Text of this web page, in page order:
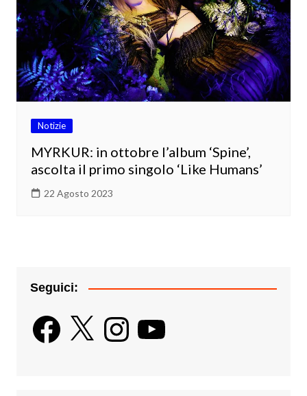
Notizie
MYRKUR: in ottobre l’album ‘Spine’,
ascolta il primo singolo ‘Like Humans’
22 Agosto 2023
Seguici:
Facebook
X InstagramYouTube